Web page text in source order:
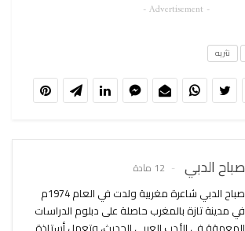
- Advertisement -
نثريه
صباح الدبي 12 مادة
صباح الدبي شاعرة مغربية ولدت في العام 1974م
في مدينة تازة بالمغرب حاصلة على دبلوم الدراسات